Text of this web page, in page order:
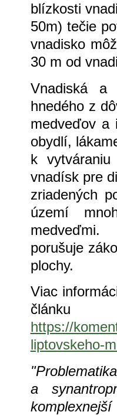
blízkosti
50m) tečie
vnadisko
30 m od
Vnadiská a
hnedého z
medveďov a
obydlí,
k
vnadísk pre
zriadených
území
medveďmi.
porušuje
plochy.
Viac
https://
liptovskeho-
a